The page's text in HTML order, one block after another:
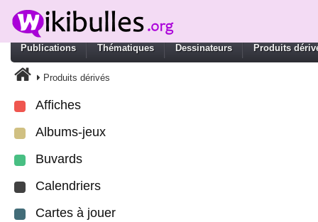
Publications Thématiques Dessinateurs Produits
Produits dérivés
Affiches
Albums-jeux
Buvards
Calendriers
Cartes à jouer